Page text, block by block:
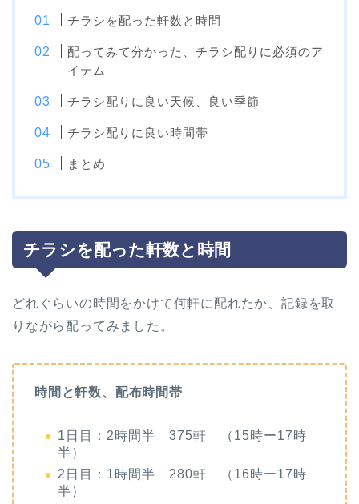
チラシを配った軒数と時間
配ってみて分かった、チラシ配りに必須のア
イテム
チラシ配りに良い天候、良い季節
チラシ配りに良い時間帯
まとめ
チラシを配った軒数と時間
どれぐらいの時間をかけて何軒に配れたか、記録を取
りながら配ってみました。
時間と軒数、配布時間帯
1日目：2時間半 375軒 （15時ー17時
半）
2日目：1時間半 280軒 （16時ー17時
半）